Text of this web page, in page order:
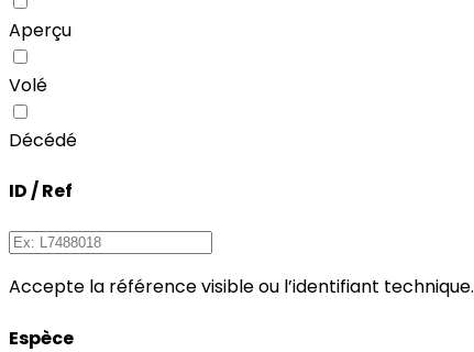
Aperçu
Volé
Décédé
ID / Ref
Accepte la référence visible ou l’identifiant technique.
Espèce